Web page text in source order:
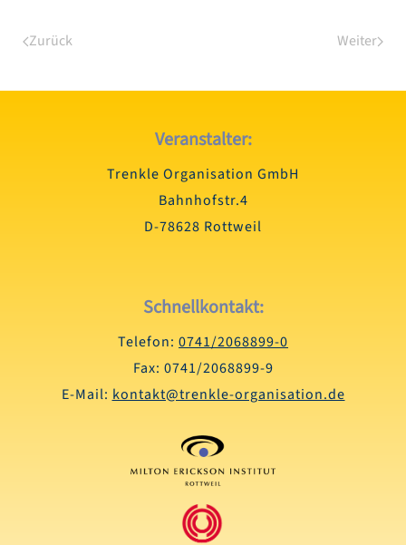
Zurück Weiter
Veranstalter:
Trenkle Organisation GmbH
Bahnhofstr.4
D-78628 Rottweil
Schnellkontakt:
Telefon: 0741/2068899-0
Fax: 0741/2068899-9
E-Mail: kontakt@trenkle-organisation.de